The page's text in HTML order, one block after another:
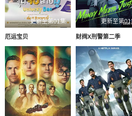
更新至第01集
厄运宝贝
更新至第
财阀X刑警第二季